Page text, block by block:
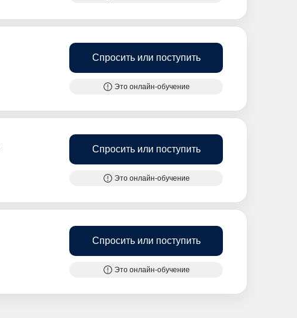
Спросить или поступить
Это онлайн-обучение
Спросить или поступить
Это онлайн-обучение
Спросить или поступить
Это онлайн-обучение